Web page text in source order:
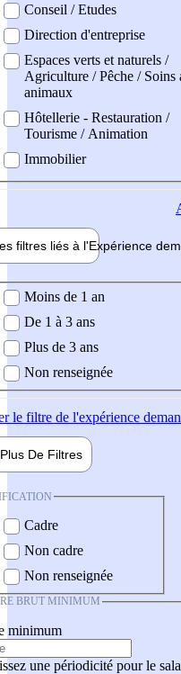
Conseil / Etudes
Direction d'entreprise
Espaces verts et naturels /
Agriculture / Pêche / Soins
animaux
Hôtellerie - Restauration /
Tourisme / Animation
Immobilier
filtres liés à l'Expérience
demandée
Moins de 1 an
De 1 à 3 ans
Plus de 3 ans
Non renseignée
le filtre de l'expérience
Plus De Filtres
Cadre
Non cadre
Non renseignée
BRUT MINIMUM
minimum
une périodicité pour le